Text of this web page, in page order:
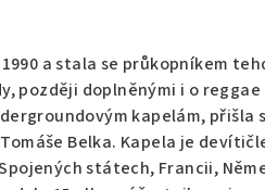
a stala se průkopníkem
později doplněnými i o
kapelám, přišla s
Belka. Kapela je
státech, Francii,